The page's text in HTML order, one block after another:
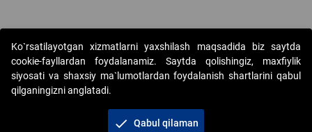
Copyright © 2017-2026. "Elektron onlayn-auksionlarni
tashkil etish" AJ. Barcha huquqlar himoyalangan
Ko`rsatilayotgan xizmatlarni yaxshilash maqsadida biz saytda
cookie-fayllardan foydalanamiz. Saytda qolishingiz, maxfiylik
siyosati va shaxsiy ma`lumotlardan foydalanish shartlarini qabul
qilganingizni anglatadi.
check Qabul qilaman